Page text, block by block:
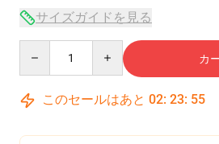
サイズガイドを見る
カ
このセールはあと 02: 23: 54